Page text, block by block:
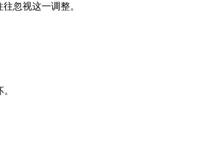
忽视这一调整。